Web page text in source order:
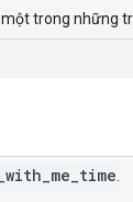
trong những